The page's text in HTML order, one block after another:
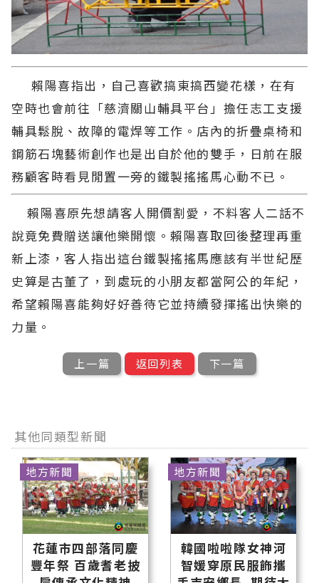
賴陽喜指出，自己喜歡搞東搞西變花樣，在有
空時也會前往「慈濟關山輔具平台」擔任志工支援
輔具鬆脫、故障的電焊等工作。店內的折疊桌椅和
鋼筋石塊藝術創作也是出自於他的雙手，日前在服
務顧客時看見閒置一旁的鐵製搖搖馬心動不已。
賴陽喜原先想請客人開價割愛，不料客人二話不
說竟免費贈送讓他樂開懷。賴陽喜取回後整理再重
新上漆，客人指出這台鐵製搖搖馬應該有半世紀歷
史算是古董了，到處玩的小朋友都當阿公的年紀，
希望賴陽喜能夠好好善待它並持續發揮搖出快樂的
力量。
上一篇 返回列表 下一篇
其他同類型新聞
花蓮市四部落同慶
豐年祭 百歲耆老披
地方新聞
韓國啦啦隊女神河
智媛穿原民服飾攜
地方新聞